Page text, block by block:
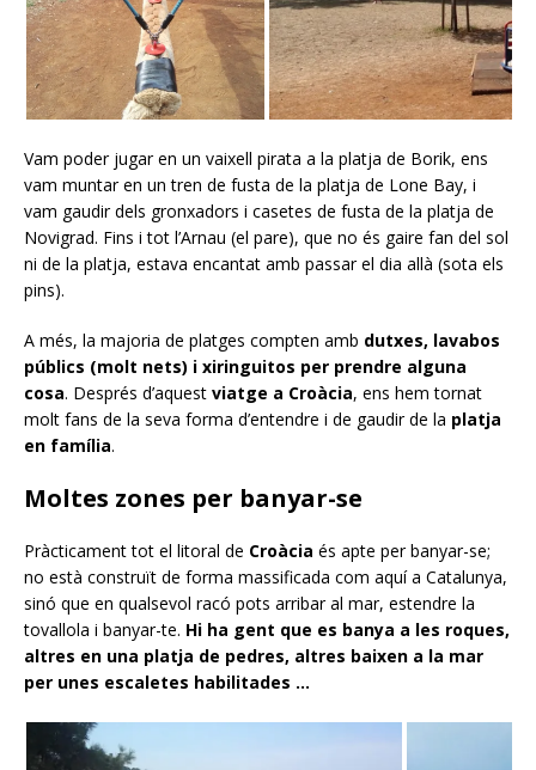
Vam poder jugar en un vaixell pirata a la platja de Borik, ens
vam muntar en un tren de fusta de la platja de Lone Bay, i
vam gaudir dels gronxadors i casetes de fusta de la platja de
Novigrad. Fins i tot l’Arnau (el pare), que no és gaire fan del sol
ni de la platja, estava encantat amb passar el dia allà (sota els
pins).
A més, la majoria de platges compten amb dutxes, lavabos
públics (molt nets) i xiringuitos per prendre alguna
cosa. Després d’aquest viatge a Croàcia, ens hem tornat
molt fans de la seva forma d’entendre i de gaudir de la platja
en família.
Moltes zones per banyar-se
Pràcticament tot el litoral de Croàcia és apte per banyar-se;
no està construït de forma massificada com aquí a Catalunya,
sinó que en qualsevol racó pots arribar al mar, estendre la
tovallola i banyar-te. Hi ha gent que es banya a les roques,
altres en una platja de pedres, altres baixen a la mar
per unes escaletes habilitades …